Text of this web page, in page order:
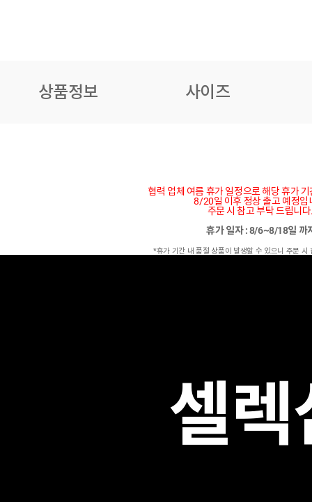
상품정보 사이즈
협력 업체 여름 휴가 일정으로 해당 휴가
8/20일 이후 정상 출고 예정입
주문 시 참고 부탁 드립니
휴가 일자 : 8/6~8/18일 까
*휴가 기간 내 품절 상품이 발생할 수 있으니 주문 시
셀렉